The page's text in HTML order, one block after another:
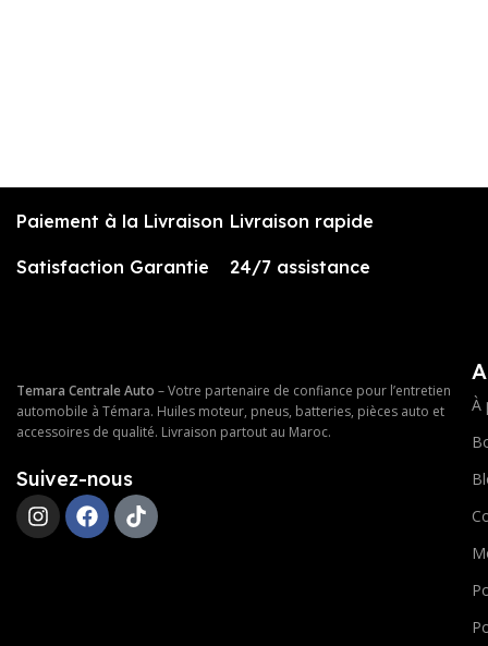
Paiement à la Livraison Livraison rapide
Satisfaction Garantie 24/7 assistance
Temara Centrale Auto – Votre partenaire de confiance pour l’entretien
automobile à Témara. Huiles moteur, pneus, batteries, pièces auto et
accessoires de qualité. Livraison partout au Maroc.
Suivez-nous
À